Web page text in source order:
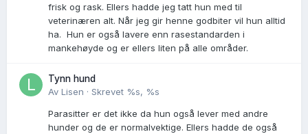
frisk og rask. Ellers hadde jeg tatt hun med til
veterinæren alt. Når jeg gir henne godbiter vil hun alltid
ha. Hun er også lavere enn rasestandarden i
mankehøyde og er ellers liten på alle områder.
Tynn hund
Av Lisen · Skrevet %s, %s
Parasitter er det ikke da hun også lever med andre
hunder og de er normalvektige. Ellers hadde de også